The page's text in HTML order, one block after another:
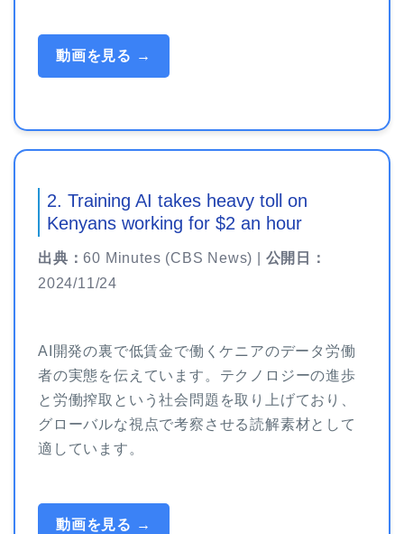
動画を見る →
2. Training AI takes heavy toll on
Kenyans working for $2 an hour
出典：60 Minutes (CBS News) | 公開日：
2024/11/24
AI開発の裏で低賃金で働くケニアのデータ労働
者の実態を伝えています。テクノロジーの進歩
と労働搾取という社会問題を取り上げており、
グローバルな視点で考察させる読解素材として
適しています。
動画を見る →